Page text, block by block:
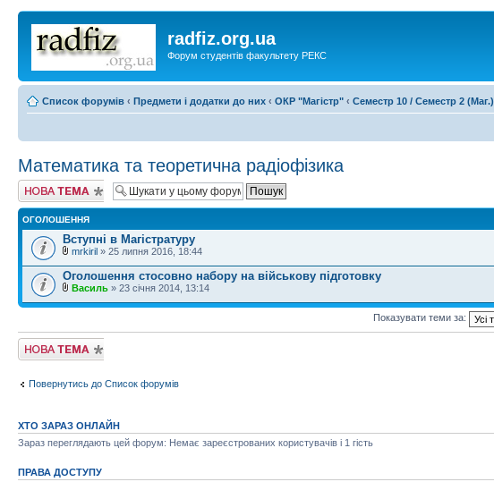
radfiz.org.ua
Форум студентів факультету РЕКС
Список форумів ‹ Предмети і додатки до них ‹ ОКР "Магістр" ‹ Семестр 10 / Семестр 2 (Маг.)
Математика та теоретична радіофізика
Створити нову
тему
ОГОЛОШЕННЯ
Вступні в Магістратуру
mrkiril » 25 липня 2016, 18:44
Оголошення стосовно набору на військову підготовку
Василь » 23 січня 2014, 13:14
Показувати теми за:
Створити нову
тему
Повернутись до Список форумів
ХТО ЗАРАЗ ОНЛАЙН
Зараз переглядають цей форум: Немає зареєстрованих користувачів і 1 гість
ПРАВА ДОСТУПУ